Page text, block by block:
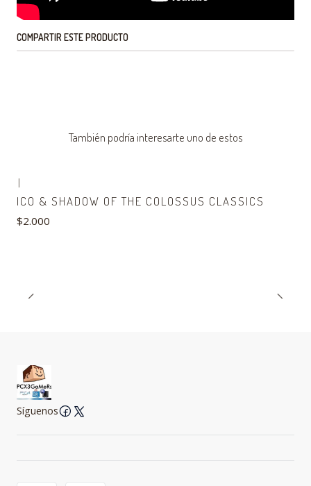
COMPARTIR ESTE PRODUCTO
También podría interesarte uno de estos
|
ICO & SHADOW OF THE COLOSSUS CLASSICS
$2.000
Síguenos